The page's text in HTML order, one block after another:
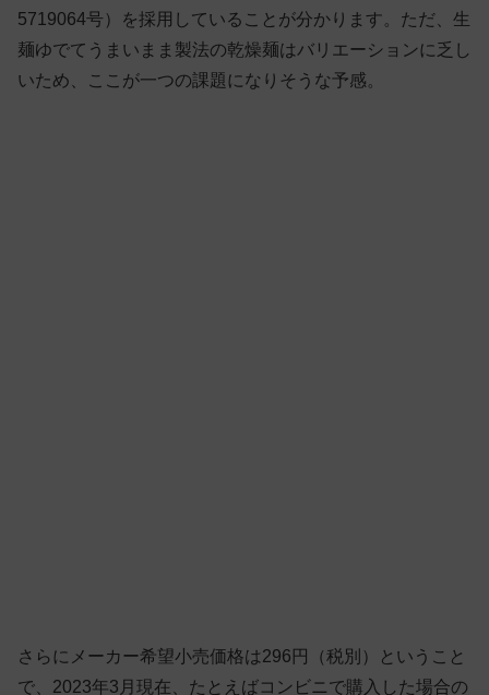
5719064号）を採用していることが分かります。ただ、生
麺ゆでてうまいまま製法の乾燥麺はバリエーションに乏し
いため、ここが一つの課題になりそうな予感。
さらにメーカー希望小売価格は296円（税別）ということ
で、2023年3月現在、たとえばコンビニで購入した場合の